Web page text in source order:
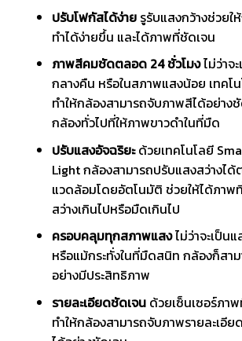
ปรับโฟกัสได้ง่ายรูรับแสงกว้างช่วยใ
ทำได้ง่ายขึ้น และได้ภาพที่ชัดเจน
ภาพสีคมชัดตลอด 24 ชั่วโมงไม่ว่าจ
กลางคืน หรือในสภาพแสงน้อย เทคโ
ทำให้กล้องสามารถจับภาพสีได้อย่าง
กล้องทั่วไปที่ให้ภาพขาวดำในที่มืด
ปรับแสงอัจฉริยะด้วยเทคโนโลยี
Light กล้องสามารถปรับแสงสว่างไ
แวดล้อมโดยอัตโนมัติ ช่วยให้ได้ภาพ
สว่างเกินไปหรือมืดเกินไป
ครอบคลุมทุกสภาพแสงไม่ว่าจะเป็น
หรือแม้กระทั่งในที่มืดสนิท กล้องก็สา
อย่างมีประสิทธิภาพ
รายละเอียดชัดเจนด้วยเซ็นเซอร์ภา
ทำให้กล้องสามารถจับภาพรายละเอี